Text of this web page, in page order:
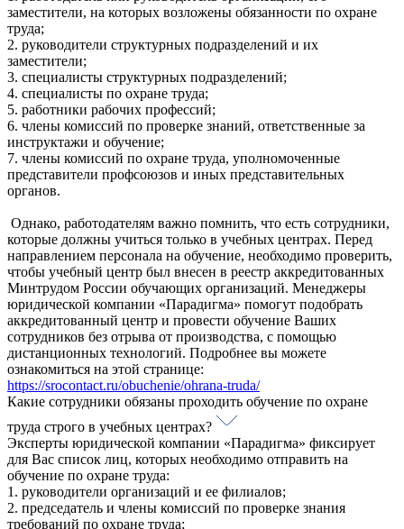
заместители, на которых возложены обязанности по охране
труда;
2. руководители структурных подразделений и их
заместители;
3. специалисты структурных подразделений;
4. специалисты по охране труда;
5. работники рабочих профессий;
6. члены комиссий по проверке знаний, ответственные за
инструктажи и обучение;
7. члены комиссий по охране труда, уполномоченные
представители профсоюзов и иных представительных
органов.
Однако, работодателям важно помнить, что есть сотрудники,
которые должны учиться только в учебных центрах. Перед
направлением персонала на обучение, необходимо проверить,
чтобы учебный центр был внесен в реестр аккредитованных
Минтрудом России обучающих организаций. Менеджеры
юридической компании «Парадигма» помогут подобрать
аккредитованный центр и провести обучение Ваших
сотрудников без отрыва от производства, с помощью
дистанционных технологий. Подробнее вы можете
ознакомиться на этой странице:
https://srocontact.ru/obuchenie/ohrana-truda/
Какие сотрудники обязаны проходить обучение по охране
труда строго в учебных центрах?
Эксперты юридической компании «Парадигма» фиксирует
для Вас список лиц, которых необходимо отправить на
обучение по охране труда:
1. руководители организаций и ее филиалов;
2. председатель и члены комиссий по проверке знания
требований по охране труда;